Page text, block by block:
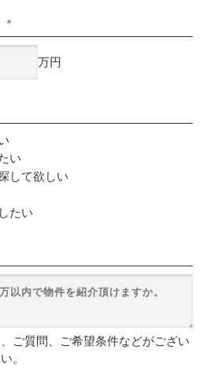
*
万円
い
して欲しい
たい
ご質問、ご希望条件などがござい
。